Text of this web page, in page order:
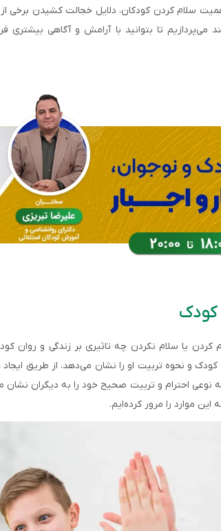
سلام کردن کودکان، دلایل خجالت کشیدن برخی
می‌پردازیم تا بتوانید با آرامش و آگاهی بیشتری
کودک
کردن یا سلام نکردن چه تاثیری بر زندگی و روان
و نحوه تربیت او را نشان می‌دهد، از طریق ایجاد
نوعی احترام و تربیت صحیح خود را به دیگران نشان
موارد را مرور کرده‌ایم.